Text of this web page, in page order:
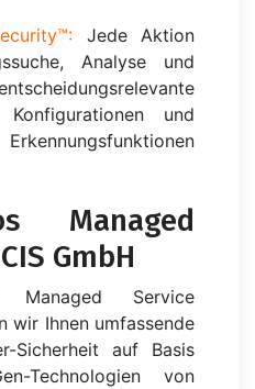
Jede Aktion
Analyse und
und
Managed
GmbH
Managed Service
wir Ihnen umfassende
Sicherheit auf Basis
Technologien von